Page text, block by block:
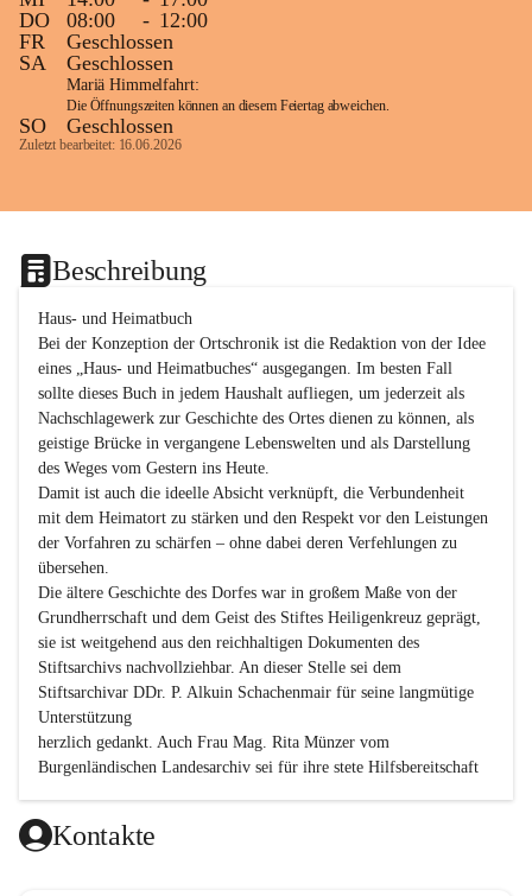
DO
08:00 - 12:00
FR
Geschlossen
SA
Geschlossen
Mariä Himmelfahrt:
Die Öffnungszeiten können an diesem Feiertag abweichen.
SO Geschlossen
Zuletzt bearbeitet: 16.06.2026
Beschreibung
Haus- und Heimatbuch
Bei der Konzeption der Ortschronik ist die Redaktion von der Idee
eines „Haus- und Heimatbuches“ ausgegangen. Im besten Fall
sollte dieses Buch in jedem Haushalt aufliegen, um jederzeit als
Nachschlagewerk zur Geschichte des Ortes dienen zu können, als
geistige Brücke in vergangene Lebenswelten und als Darstellung
des Weges vom Gestern ins Heute.
Damit ist auch die ideelle Absicht verknüpft, die Verbundenheit
mit dem Heimatort zu stärken und den Respekt vor den Leistungen
der Vorfahren zu schärfen – ohne dabei deren Verfehlungen zu
übersehen.
Die ältere Geschichte des Dorfes war in großem Maße von der
Grundherrschaft und dem Geist des Stiftes Heiligenkreuz geprägt,
sie ist weitgehend aus den reichhaltigen Dokumenten des
Stiftsarchivs nachvollziehbar. An dieser Stelle sei dem
Stiftsarchivar DDr. P. Alkuin Schachenmair für seine langmütige
Unterstützung
herzlich gedankt. Auch Frau Mag. Rita Münzer vom
Burgenländischen Landesarchiv sei für ihre stete Hilfsbereitschaft
Dank gilt den Textautoren dieser Chronik, dem kleinen
Redaktionsteam, für die gute Zusammenarbeit.
Kontakte